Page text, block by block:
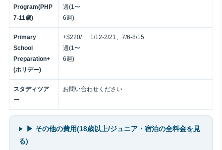
Program(PHP
7-11歳)
週(1〜
6週)
Primary
School
Preparation+
(ホリデー)
+$220/
週(1〜
6週)
1/12-2/21、7/6-8/15
スタディツア
ー
お問い合わせください
▶ その他の費用(18歳以上/ジュニア・宿泊の全料金を見
る)